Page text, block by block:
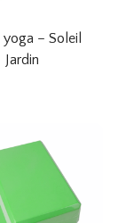
– Soleil
Jardin